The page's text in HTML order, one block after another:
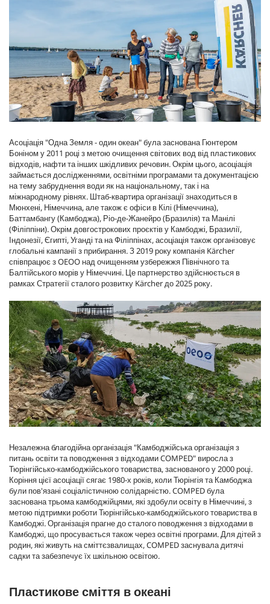
Асоціація "Одна Земля - один океан" була заснована Гюнтером
Боніном у 2011 році з метою очищення світових вод від пластикових
відходів, нафти та інших шкідливих речовин. Окрім цього, асоціація
займається дослідженнями, освітніми програмами та документацією
на тему забруднення води як на національному, так і на
міжнародному рівнях. Штаб-квартира організації знаходиться в
Мюнхені, Німеччина, але також є офіси в Кілі (Німеччина),
Баттамбангу (Камбоджа), Ріо-де-Жанейро (Бразилія) та Манілі
(Філіппіни). Окрім довгострокових проєктів у Камбоджі, Бразилії,
Індонезії, Єгипті, Уганді та на Філіппінах, асоціація також організовує
глобальні кампанії з прибирання. З 2019 року компанія Kärcher
співпрацює з OEOO над очищенням узбережжя Північного та
Балтійського морів у Німеччині. Це партнерство здійснюється в
рамках Стратегії сталого розвитку Kärcher до 2025 року.
Незалежна благодійна організація "Камбоджійська організація з
питань освіти та поводження з відходами COMPED" виросла з
Тюрінгійсько-камбоджійського товариства, заснованого у 2000 році.
Коріння цієї асоціації сягає 1980-х років, коли Тюрінгія та Камбоджа
були пов'язані соціалістичною солідарністю. COMPED була
заснована трьома камбоджійцями, які здобули освіту в Німеччині, з
метою підтримки роботи Тюрінгійсько-камбоджійського товариства в
Камбоджі. Організація прагне до сталого поводження з відходами в
Камбоджі, що просувається також через освітні програми. Для дітей з
родин, які живуть на сміттєзвалищах, COMPED заснувала дитячі
садки та забезпечує їх шкільною освітою.
Пластикове сміття в океані